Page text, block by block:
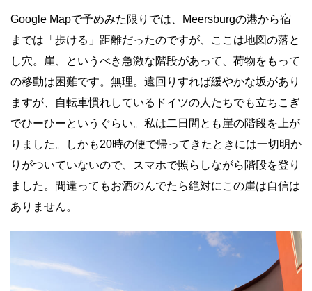
Google Mapで予めみた限りでは、Meersburgの港から宿
までは「歩ける」距離だったのですが、ここは地図の落と
し穴。崖、というべき急激な階段があって、荷物をもって
の移動は困難です。無理。遠回りすれば緩やかな坂があり
ますが、自転車慣れしているドイツの人たちでも立ちこぎ
でひーひーというぐらい。私は二日間とも崖の階段を上が
りました。しかも20時の便で帰ってきたときには一切明か
りがついていないので、スマホで照らしながら階段を登り
ました。間違ってもお酒のんでたら絶対にこの崖は自信は
ありません。